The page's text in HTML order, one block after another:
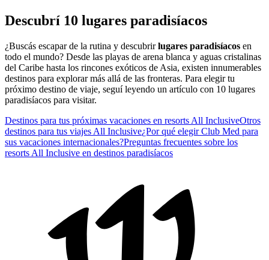
Descubrí 10 lugares paradisíacos
¿Buscás escapar de la rutina y descubrirlugares paradisíacos en
todo el mundo? Desde las playas de arena blanca y aguas cristalinas
del Caribe hasta los rincones exóticos de Asia, existen innumerables
destinos para explorar más allá de las fronteras. Para elegir tu
próximo destino de viaje, seguí leyendo un artículo con 10 lugares
paradisíacos para visitar.
Destinos para tus próximas vacaciones en resorts All InclusiveOtros
destinos para tus viajes All Inclusive¿Por qué elegir Club Med para
sus vacaciones internacionales?Preguntas frecuentes sobre los
resorts All Inclusive en destinos paradisíacos